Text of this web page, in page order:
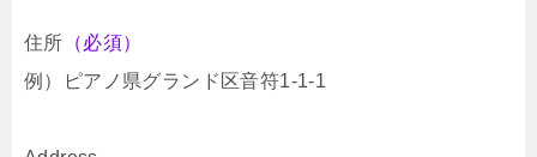
住所 （必須）
例）ピアノ県グランド区音符1-1-1